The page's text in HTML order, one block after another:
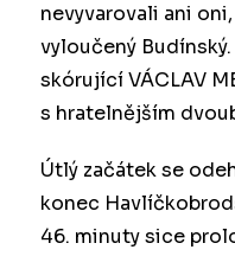
nevyvarovali ani
vyloučený
skórující VÁCLAV
s hratelnějším
Útlý začátek se
konec
46. minuty sice